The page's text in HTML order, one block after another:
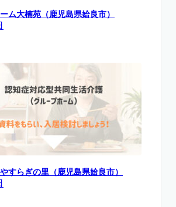
ム大楠苑（鹿児島県姶良市）
すらぎの里（鹿児島県姶良市）